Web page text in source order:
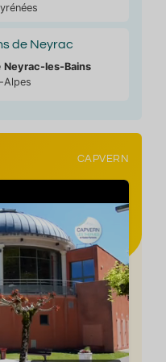
de Neyrac
Neyrac-les-Bains
Alpes
CAPVERN